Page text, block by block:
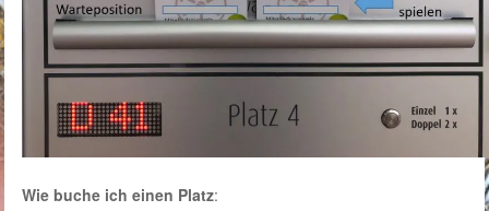
Wie buche ich einen Platz: